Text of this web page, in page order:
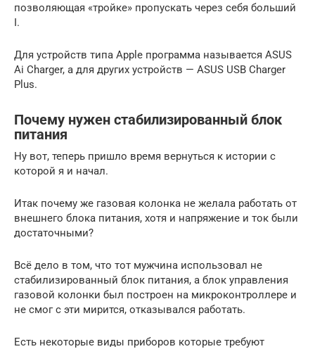
позволяющая «тройке» пропускать через себя больший
I.
Для устройств типа Apple программа называется ASUS
Ai Charger, а для других устройств — ASUS USB Charger
Plus.
Почему нужен стабилизированный блок
питания
Ну вот, теперь пришло время вернуться к истории с
которой я и начал.
Итак почему же газовая колонка не желала работать от
внешнего блока питания, хотя и напряжение и ток были
достаточными?
Всё дело в том, что тот мужчина использовал не
стабилизированный блок питания, а блок управления
газовой колонки был построен на микроконтроллере и
не смог с эти мирится, отказывался работать.
Есть некоторые виды приборов которые требуют